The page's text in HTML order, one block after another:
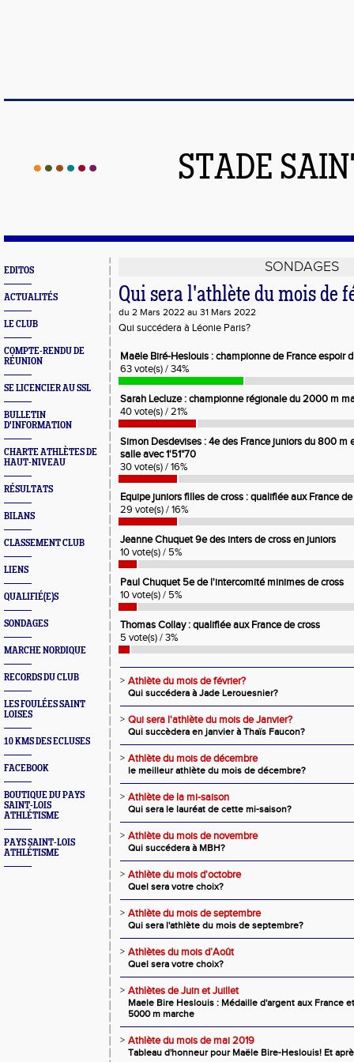
STADE
EDITOS
ACTUALITÉS
LE CLUB
COMPTE-RENDU DE
RÉUNION
SE LICENCIER AU SSL
BULLETIN
D'INFORMATION
CHARTE ATHLÈTES DE
HAUT-NIVEAU
RÉSULTATS
BILANS
CLASSEMENT CLUB
LIENS
QUALIFIÉ(E)S
SONDAGES
MARCHE NORDIQUE
RECORDS DU CLUB
LES FOULÉES SAINT
LOISES
10 KMS DES ECLUSES
FACEBOOK
BOUTIQUE DU PAYS
SAINT-LOIS
ATHLÉTISME
PAYS SAINT-LOIS
ATHLÉTISME
SONDAGES
Qui sera l'athlète du mois de
du 2 Mars 2022 au 31 Mars 2022
Qui succédera à Léonie Paris?
Maële Biré-Heslouis : championne de France espoir
63 vote(s) / 34%
Sarah Lecluze : championne régionale du 2000 m
40 vote(s) / 21%
Simon Desdevises : 4e des France juniors du 800 m
salle avec 1'51"70
30 vote(s) / 16%
Equipe juniors filles de cross : qualifiée aux France
29 vote(s) / 16%
Jeanne Chuquet 9e des inters de cross en juniors
10 vote(s) / 5%
Paul Chuquet 5e de l'intercomité minimes de cross
10 vote(s) / 5%
Thomas Collay : qualifiée aux France de cross
5 vote(s) / 3%
> Athlète du mois de février?
Qui succédera à Jade Lerouesnier?
> Qui sera l'athlète du mois de Janvier?
Qui succèdera en janvier à Thaïs Faucon?
> Athlète du mois de décembre
le meilleur athlète du mois de décembre?
> Athlète de la mi-saison
Qui sera le lauréat de cette mi-saison?
> Athlète du mois de novembre
Qui succédera à MBH?
> Athlète du mois d'octobre
Quel sera votre choix?
> Athlète du mois de septembre
Qui sera l'athlète du mois de septembre?
> Athlètes du mois d’Août
Quel sera votre choix?
> Athlètes de Juin et Juillet
Maele Bire Heslouis : Médaille d'argent aux France
5000 m marche
> Athlète du mois de mai 2019
Tableau d'honneur pour Maële Bire-Heslouis! Et